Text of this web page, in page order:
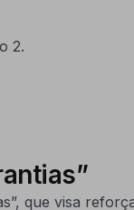
2.
que visa